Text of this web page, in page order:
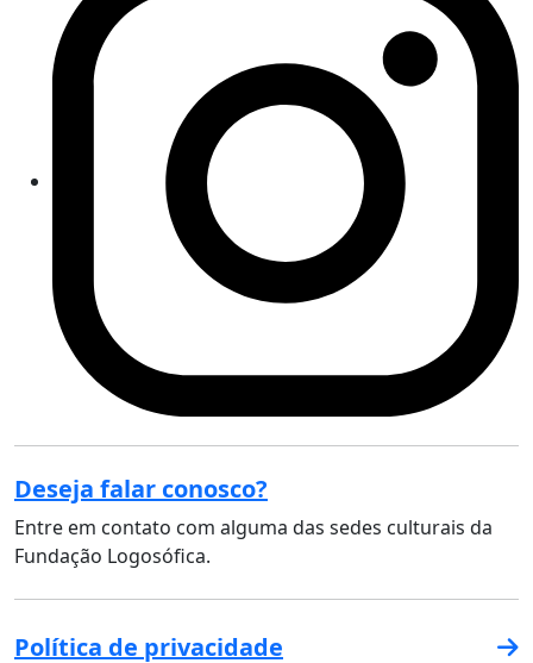
Deseja falar conosco?
Entre em contato com alguma das sedes culturais da
Fundação Logosófica.
Política de privacidade